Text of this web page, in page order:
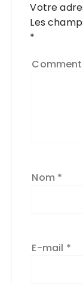
Votre
Les
*
Nom *
E-mail *